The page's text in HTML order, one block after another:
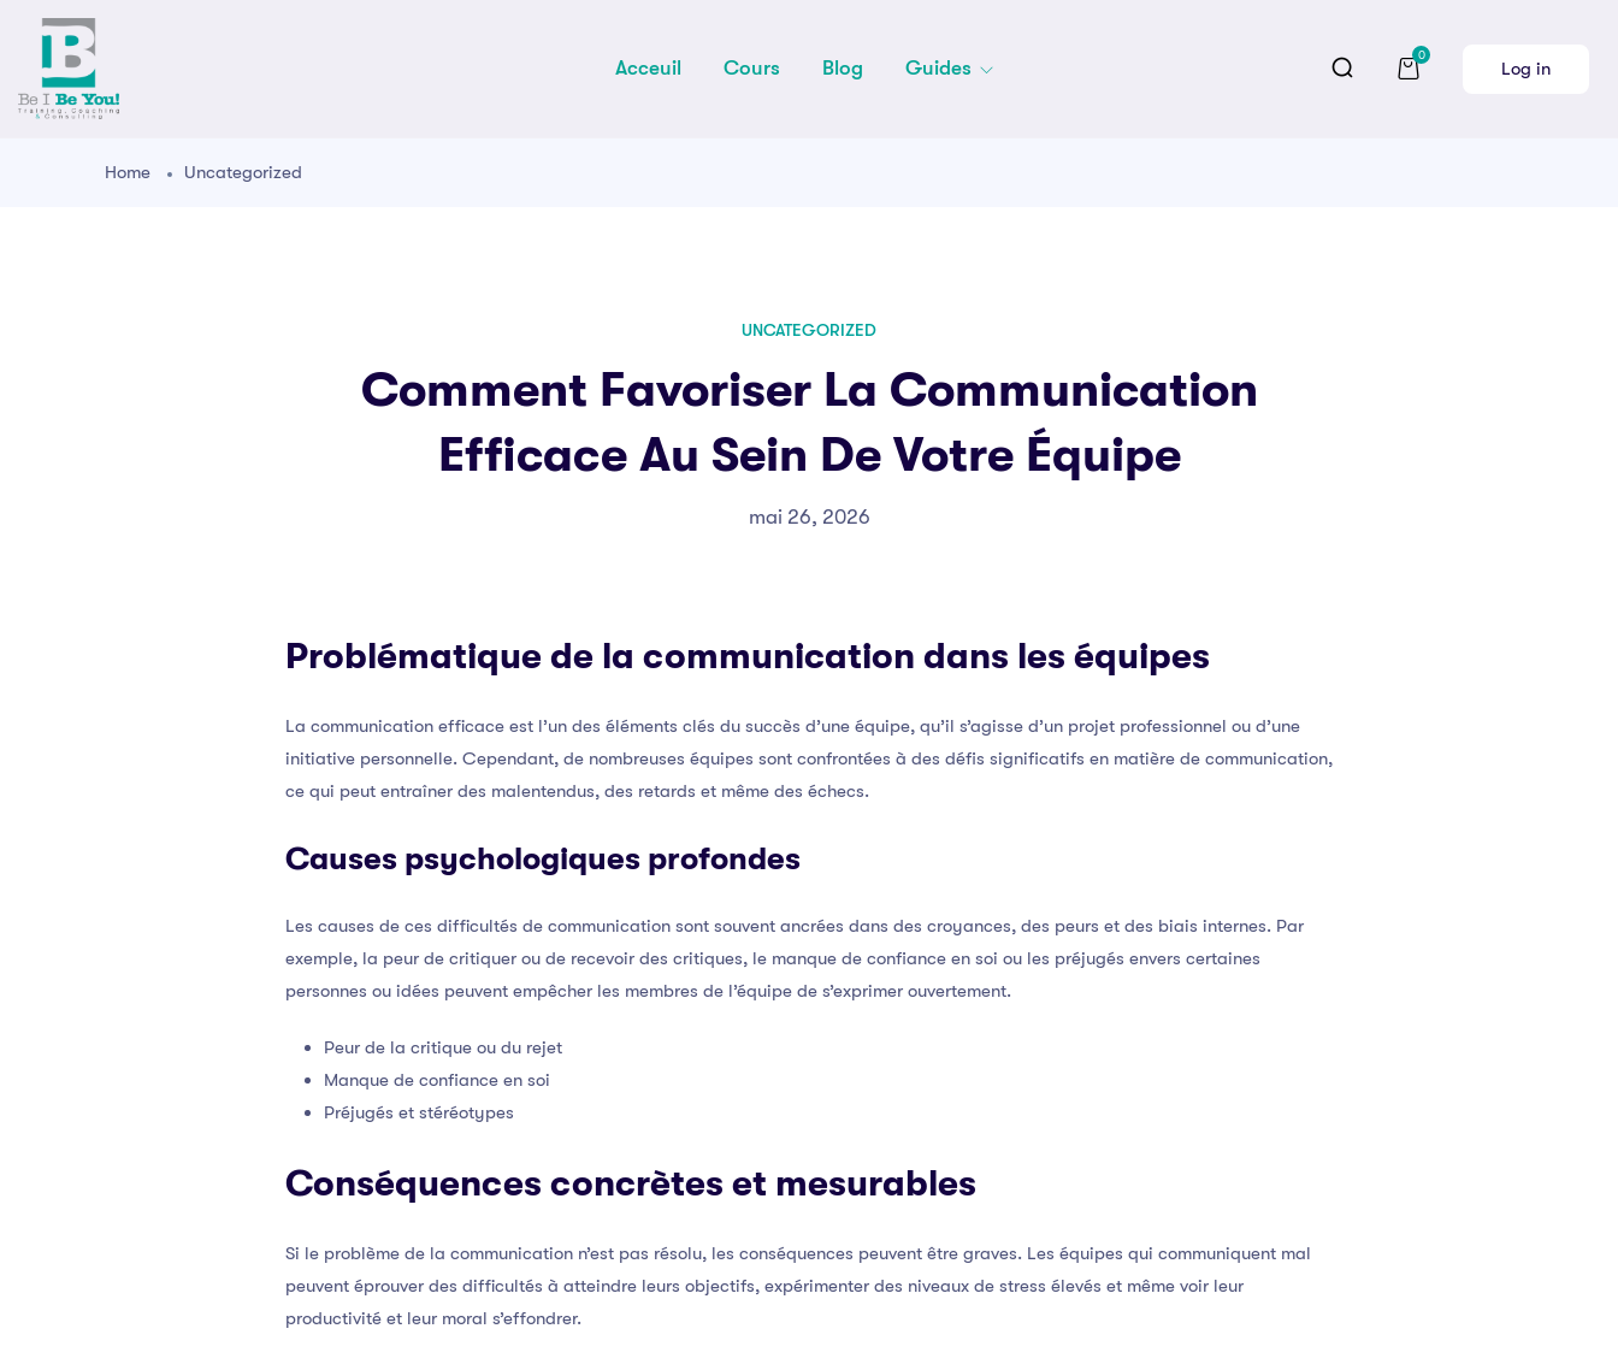
Acceuil Cours Blog Guides
0
Log in
Home Uncategorized
UNCATEGORIZED
Comment Favoriser La Communication
Efficace Au Sein De Votre Équipe
mai 26, 2026
Problématique de la communication dans les équipes
La communication efficace est l’un des éléments clés du succès d’une équipe, qu’il s’agisse d’un projet professionnel ou d’une
initiative personnelle. Cependant, de nombreuses équipes sont confrontées à des défis significatifs en matière de communication,
ce qui peut entraîner des malentendus, des retards et même des échecs.
Causes psychologiques profondes
Les causes de ces difficultés de communication sont souvent ancrées dans des croyances, des peurs et des biais internes. Par
exemple, la peur de critiquer ou de recevoir des critiques, le manque de confiance en soi ou les préjugés envers certaines
personnes ou idées peuvent empêcher les membres de l’équipe de s’exprimer ouvertement.
Peur de la critique ou du rejet
Manque de confiance en soi
Préjugés et stéréotypes
Conséquences concrètes et mesurables
Si le problème de la communication n’est pas résolu, les conséquences peuvent être graves. Les équipes qui communiquent mal
peuvent éprouver des difficultés à atteindre leurs objectifs, expérimenter des niveaux de stress élevés et même voir leur
productivité et leur moral s’effondrer.